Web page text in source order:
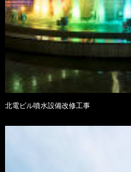
北電ビル噴水設備改修工事